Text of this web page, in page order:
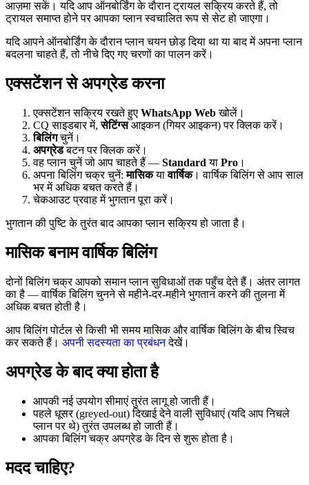
आज़मा सकें। यदि आप ऑनबोर्डिंग के दौरान ट्रायल सक्रिय करते हैं, तो
ट्रायल समाप्त होने पर आपका प्लान स्वचालित रूप से सेट हो जाएगा।
यदि आपने ऑनबोर्डिंग के दौरान प्लान चयन छोड़ दिया था या बाद में अपना प्लान
बदलना चाहते हैं, तो नीचे दिए गए चरणों का पालन करें।
एक्सटेंशन से अपग्रेड करना
एक्सटेंशन सक्रिय रखते हुए WhatsApp Webखोलें।
CQ साइडबार में,सेटिंग्सआइकन (गियर आइकन) पर क्लिक करें।
बिलिंगचुनें।
अपग्रेडबटन पर क्लिक करें।
वह प्लान चुनें जो आप चाहते हैं — Standard या Pro ।
अपना बिलिंग चक्र चुनें:मासिकयावार्षिक। वार्षिक बिलिंग से आप साल
भर में अधिक बचत करते हैं।
चेकआउट प्रवाह में भुगतान पूरा करें।
भुगतान की पुष्टि के तुरंत बाद आपका प्लान सक्रिय हो जाता है।
मासिक बनाम वार्षिक बिलिंग
दोनों बिलिंग चक्र आपको समान प्लान सुविधाओं तक पहुँच देते हैं। अंतर लागत
का है — वार्षिक बिलिंग चुनने से महीने-दर-महीने भुगतान करने की तुलना में
अधिक बचत होती है।
आप बिलिंग पोर्टल से किसी भी समय मासिक और वार्षिक बिलिंग के बीच स्विच
कर सकते हैं। अपनी सदस्यता का प्रबंधनदेखें।
अपग्रेड के बाद क्या होता है
आपकी नई उपयोग सीमाएं तुरंत लागू हो जाती हैं।
पहले धूसर (greyed-out) दिखाई देने वाली सुविधाएं (यदि आप निचले
प्लान पर थे) तुरंत उपलब्ध हो जाती हैं।
आपका बिलिंग चक्र अपग्रेड के दिन से शुरू होता है।
मदद चाहिए?